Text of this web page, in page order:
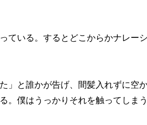
ている。するとどこからかナレー
」と誰かが告げ、間髪入れずに空
。僕はうっかりそれを触ってしまう